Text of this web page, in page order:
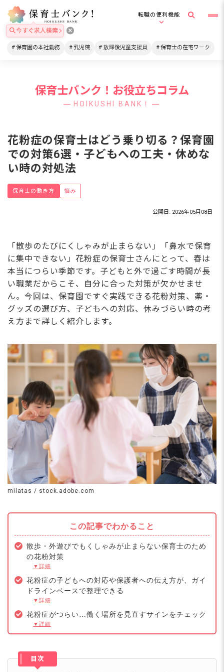
転職の便利機能
今すぐ求人検索
保育園の本社勤務 乳児院 放課後児童支援員 保育士の在宅ワーク
保育士バンク！お役立ちコラム
HOIKUSHI BANK！
花粉症の保育士はどう乗り切る？保育園
での対策6選・子どもへの工夫・休めな
い時の対処法
保育士の働き方 悩み
公開日: 2026年05月08日
「散歩のたびにくしゃみが止まらない」「鼻水で保育
に集中できない」花粉症の保育士さんにとって、春は
本当につらい季節です。子どもと外で過ごす時間が長
い職業だからこそ、自分に合った対策が欠かせませ
ん。今回は、保育園ですぐ実践できる花粉対策、薬・
グッズの選び方、子どもへの対応、休みづらい時の考
え方まで詳しく紹介します。
milatas / stock.adobe.com
この記事でわかること
散歩・外遊びでもくしゃみが止まらない保育士のため
の花粉対策
▼詳細
花粉症の子どもへの対応や保護者への伝え方が、ガイ
ドラインベースで整理できる
▼詳細
花粉症がつらい…働く場所を見直すサインをチェック
▼詳細
目次